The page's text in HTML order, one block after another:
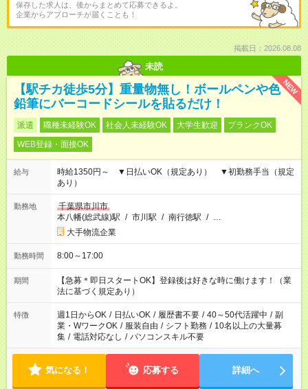
保存した求人は、後からまとめて応募できるよ。
企業からアプローチが届くことも！
掲載日：2026.08.08
未読
NEW
【駅チカ徒歩5分】重量物無し！ボールペンや色
鉛筆にバーコードシールを貼るだけ！
派遣 職種未経験OK 社会人未経験OK 大学生歓迎
ブランクOK
WEB登録・面接OK
給与
時給1350円～ ▼日払いOK（規定あり） ▼初勤務手当（規定
あり）
勤務地
千葉県市川市
本八幡(総武線)駅 / 市川駅 / 南行徳駅 / …
大手物流企業
勤務時間 8:00～17:00
期間
【急募＊即日スタートOK】登録後は好きな時に働けます！（業
法に基づく規定あり）
特徴 週1日からOK / 日払いOK / 履歴書不要 / 40～50代活躍中 / 副
業・WワークOK / 服装自由 / シフト勤務 / 10名以上の大量募
集 / 電話対応なし / パソコンスキル不要
気になる！ 応募する 詳細へ